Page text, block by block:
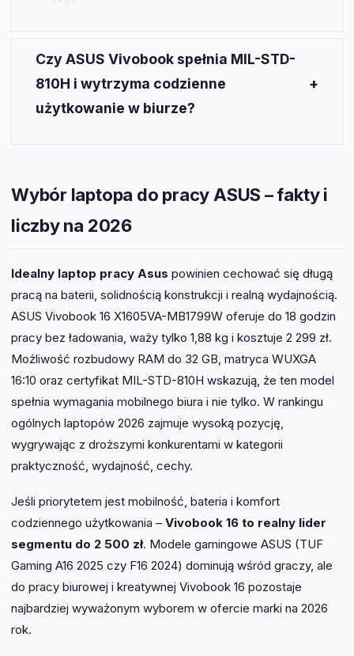
oferuje 16 GB RAM z rozbudową do 32 GB.
Czy ASUS Vivobook spełnia MIL-STD-
810H i wytrzyma codzienne
użytkowanie w biurze?
Wybór laptopa do pracy ASUS – fakty i
liczby na 2026
Idealny laptop pracy Asus powinien cechować się długą
pracą na baterii, solidnością konstrukcji i realną wydajnością.
ASUS Vivobook 16 X1605VA-MB1799W oferuje do 18 godzin
pracy bez ładowania, waży tylko 1,88 kg i kosztuje 2 299 zł.
Możliwość rozbudowy RAM do 32 GB, matryca WUXGA
16:10 oraz certyfikat MIL-STD-810H wskazują, że ten model
spełnia wymagania mobilnego biura i nie tylko. W rankingu
ogólnych laptopów 2026 zajmuje wysoką pozycję,
wygrywając z droższymi konkurentami w kategorii
praktyczność, wydajność, cechy.
Jeśli priorytetem jest mobilność, bateria i komfort
codziennego użytkowania – Vivobook 16 to realny lider
segmentu do 2 500 zł. Modele gamingowe ASUS (TUF
Gaming A16 2025 czy F16 2024) dominują wśród graczy, ale
do pracy biurowej i kreatywnej Vivobook 16 pozostaje
najbardziej wyważonym wyborem w ofercie marki na 2026
rok.